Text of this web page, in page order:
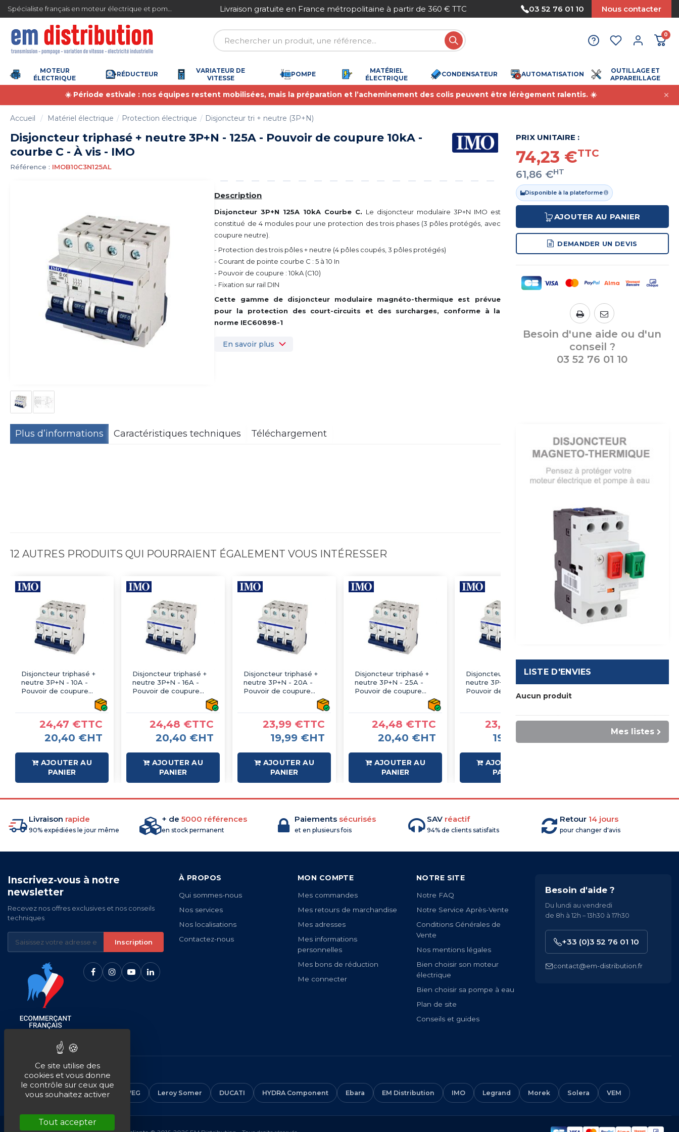
en France métropolitaine à partir de 360 € TTC Paiement sécurisé Nous acceptons le paiement par
03 52 76 01 10 Nous contacter
0
MOTEUR
ÉLECTRIQUE
RÉDUCTEUR
VARIATEUR DE
VITESSE
POMPE
MATÉRIEL
ÉLECTRIQUE
CONDENSATEUR AUTOMATISATION
OUTILLAGE ET
APPAREILLAGE
☀️ Période estivale : nos équipes restent mobilisées, mais la préparation et l’acheminement des colis peuvent être lérègement ralentis. ☀️
Accueil Matériel électrique Protection électrique Disjoncteur tri + neutre (3P+N)
Disjoncteur triphasé + neutre 3P+N - 125A - Pouvoir de coupure 10kA -
courbe C - À vis - IMO
Référence : IMOB10C3N125AL
Description
Disjoncteur 3P+N 125A 10kA Courbe C. Le disjoncteur modulaire 3P+N IMO est
constitué de 4 modules pour une protection des trois phases (3 pôles protégés, avec
coupure neutre).
- Protection des trois pôles + neutre (4 pôles coupés, 3 pôles protégés)
- Courant de pointe courbe C : 5 à 10 In
- Pouvoir de coupure : 10kA (C10)
- Fixation sur rail DIN
Cette gamme de disjoncteur modulaire magnéto-thermique est prévue
pour la protection des court-circuits et des surcharges, conforme à la
norme IEC60898-1
En savoir plus
PRIX UNITAIRE :
74,23 €TTC
61,86 €HT
Disponible à la plateforme
AJOUTER AU PANIER
DEMANDER UN DEVIS
Besoin d'une aide ou d'un
conseil ?
03 52 76 01 10
Plus d’informations Caractéristiques techniques Téléchargement
12 AUTRES PRODUITS QUI POURRAIENT ÉGALEMENT VOUS INTÉRESSER
Disjoncteur triphasé +
neutre 3P+N - 10A -
Pouvoir de coupure
10kA - courbe C - À vis -
24,47 €TTC
20,40 €HT
AJOUTER AU
PANIER
Disjoncteur triphasé +
neutre 3P+N - 16A -
Pouvoir de coupure
10kA - courbe C - À vis -
24,48 €TTC
20,40 €HT
AJOUTER AU
PANIER
Disjoncteur triphasé +
neutre 3P+N - 20A -
Pouvoir de coupure
10kA - courbe C - À vis -
23,99 €TTC
19,99 €HT
AJOUTER AU
PANIER
Disjoncteur triphasé +
neutre 3P+N - 25A -
Pouvoir de coupure
10kA - courbe C - À vis -
24,48 €TTC
20,40 €HT
AJOUTER AU
PANIER
Disjoncteur triphasé +
neutre 3P+N - 32A -
Pouvoir de coupure
10kA - courbe C - À vis -
23,99 €TTC
19,99 €HT
AJOUTER AU
PANIER
Disjoncteur triphasé +
neutre 3P+N - 40A -
23,99 €TTC
19,99 €HT
LISTE D'ENVIES
Aucun produit
Mes listes
Livraison rapide
90% expédiées le jour même
+ de 5000 références
en stock permanent
Paiements sécurisés
et en plusieurs fois
SAV réactif
94% de clients satisfaits
Retour 14 jours
pour changer d'avis
Inscrivez-vous à notre
newsletter
Recevez nos offres exclusives et nos conseils
techniques
Inscription
À PROPOS
Qui sommes-nous
Nos services
Nos localisations
Contactez-nous
MON COMPTE
Mes commandes
Mes retours de marchandise
Mes adresses
Mes informations
personnelles
Mes bons de réduction
Me connecter
NOTRE SITE
Notre FAQ
Notre Service Après-Vente
Conditions Générales de
Vente
Nos mentions légales
Bien choisir son moteur
électrique
Bien choisir sa pompe à eau
Plan de site
Conseils et guides
Besoin d'aide ?
Du lundi au vendredi
de 8h à 12h – 13h30 à 17h30
+33 (0)3 52 76 01 10
contact@em-distribution.fr
NOS MARQUES
CEMER ALMO ABB WEG Leroy Somer DUCATI HYDRA Component Ebara EM Distribution IMO Legrand Morek Solera VEM
Gestion des cookies
Ce site utilise des
cookies et vous donne
le contrôle sur ceux que
vous souhaitez activer
Tout accepter